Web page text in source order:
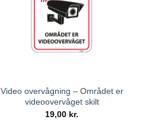
Video overvågning – Området er
videoovervåget skilt
19,00 kr.